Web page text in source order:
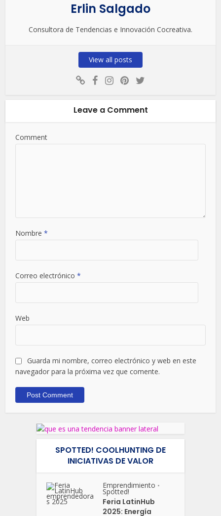
Erlin Salgado
Consultora de Tendencias e Innovación Cocreativa.
View all posts
Leave a Comment
Comment
Nombre*
Correo electrónico*
Web
Guarda mi nombre, correo electrónico y web en este
navegador para la próxima vez que comente.
SPOTTED! COOLHUNTING DE
INICIATIVAS DE VALOR
Emprendimiento •
Spotted!
Feria LatinHub
2025: Energía